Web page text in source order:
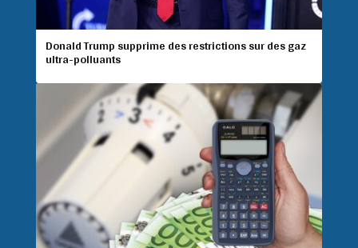
Donald Trump supprime des restrictions sur des gaz
ultra-polluants